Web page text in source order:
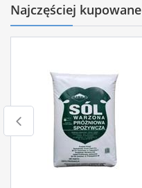
Najczęściej kupowane